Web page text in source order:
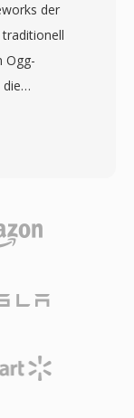
auf
non-
für
doch
der
traditionell
Ogg-
und
Granule-
ist die